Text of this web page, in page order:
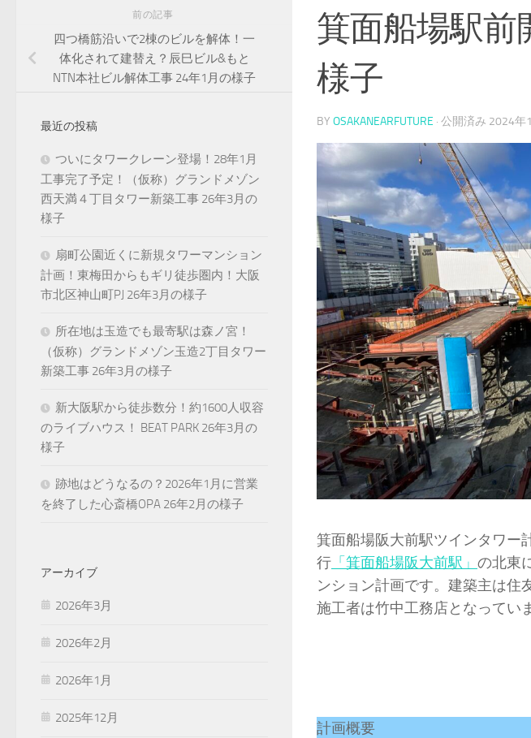
箕面船場駅前
様子
BY OSAKANEARFUTURE · 公開済み 2024年
箕面船場阪大前駅ツインタワー
行 「箕面船場阪大前駅」 の北東
ンション計画です。建築主は住
施工者は竹中工務店となってい
計画概要
前の記事
四つ橋筋沿いで2棟のビルを解体！一
体化されて建替え？辰巳ビル&もと
NTN本社ビル解体工事 24年1月の様子
最近の投稿
ついにタワークレーン登場！28年1月
工事完了予定！（仮称）グランドメゾン
西天満４丁目タワー新築工事 26年3月の
様子
扇町公園近くに新規タワーマンション
計画！東梅田からもギリ徒歩圏内！大阪
市北区神山町PJ 26年3月の様子
所在地は玉造でも最寄駅は森ノ宮！
（仮称）グランドメゾン玉造2丁目タワー
新築工事 26年3月の様子
新大阪駅から徒歩数分！約1600人収容
のライブハウス！ BEAT PARK 26年3月の
様子
跡地はどうなるの？2026年1月に営業
を終了した心斎橋OPA 26年2月の様子
アーカイブ
2026年3月
2026年2月
2026年1月
2025年12月